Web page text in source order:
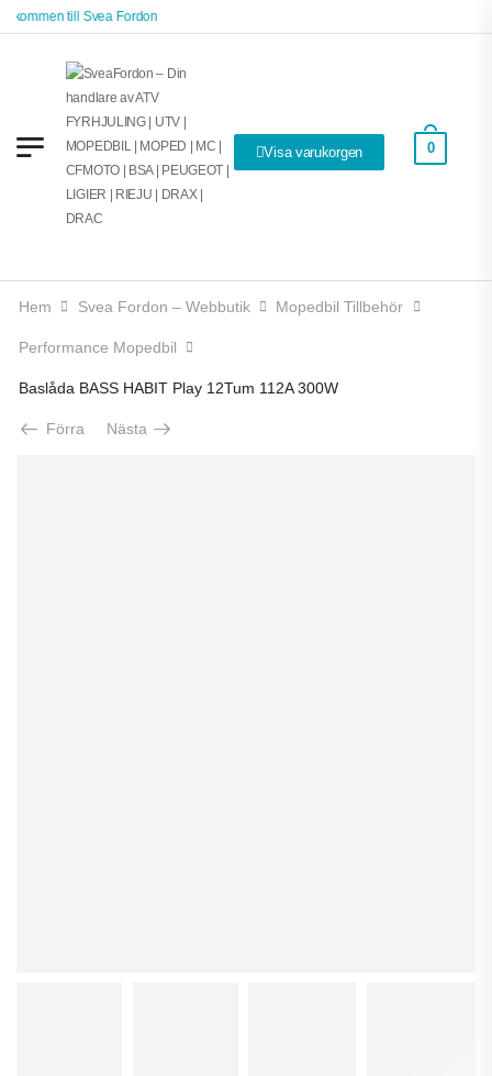
till Svea Fordon
Visa varukorgen 0
Hem Svea Fordon – Webbutik Mopedbil Tillbehör
Performance Mopedbil
Baslåda BASS HABIT Play 12Tum 112A 300W
Förra Nästa